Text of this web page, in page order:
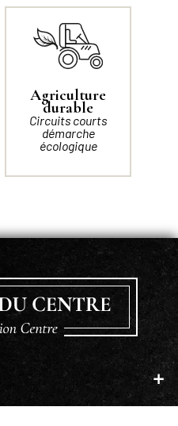
Agriculture
durable
Circuits courts
démarche
écologique